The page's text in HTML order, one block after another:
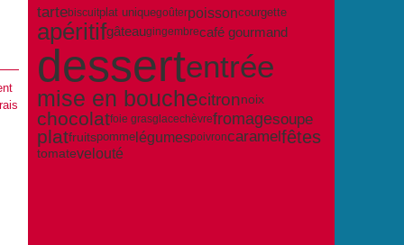
tartebiscuitplat uniquegoûterpoissoncourgette
apéritifgâteaugingembrecafé gourmand
dessertentrée
mise en bouchecitronnoix
chocolatfoie grasglacechèvrefromagesoupe
platfruitspomme légumespoivroncaramelfêtes
tomatevelouté